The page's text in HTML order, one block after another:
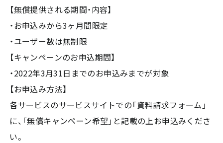
【無償提供される期間・内容】
・お申込みから3ヶ月間限定
・ユーザー数は無制限
【キャンペーンのお申込期間】
・2022年3月31日までのお申込みまでが対象
【お申込み方法】
各サービスのサービスサイトでの「資料請求フォーム」
に、「無償キャンペーン希望」と記載の上お申込みくださ
い。